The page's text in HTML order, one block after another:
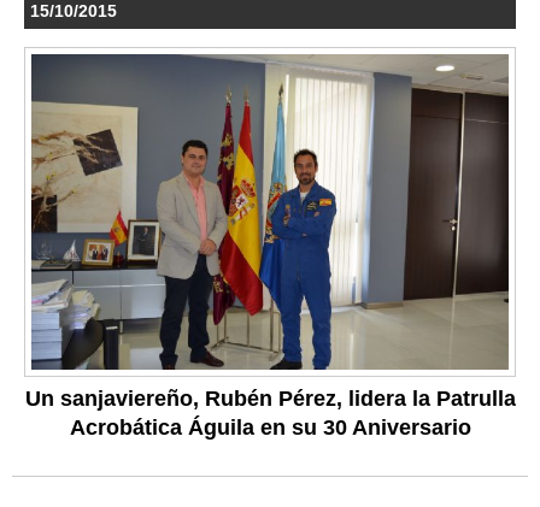
15/10/2015
Un sanjaviereño, Rubén Pérez, lidera la Patrulla
Acrobática Águila en su 30 Aniversario